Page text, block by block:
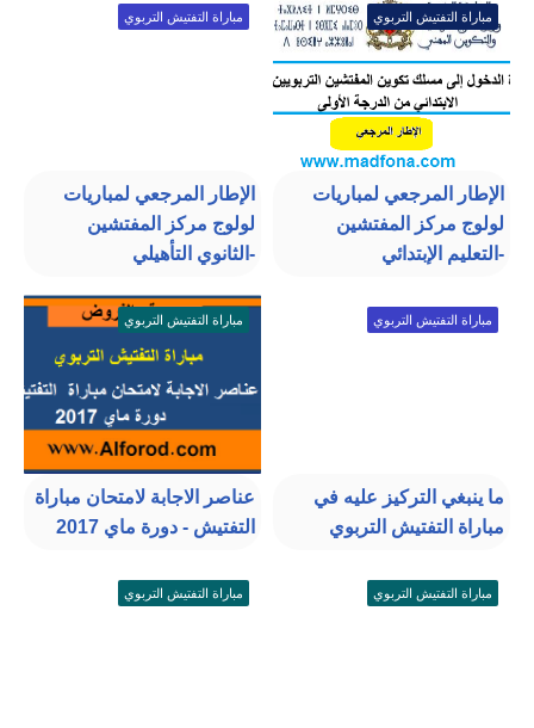
مباراة التفتيش التربوي
الإطار المرجعي لمباريات
لولوج مركز المفتشين
-التعليم الإبتدائي
مباراة التفتيش التربوي
الإطار المرجعي لمباريات
لولوج مركز المفتشين
-الثانوي التأهيلي
مباراة التفتيش التربوي
ما ينبغي التركيز عليه في
مباراة التفتيش التربوي
مباراة التفتيش التربوي
عناصر الاجابة لامتحان مباراة
التفتيش - دورة ماي 2017
مباراة التفتيش التربوي مباراة التفتيش التربوي